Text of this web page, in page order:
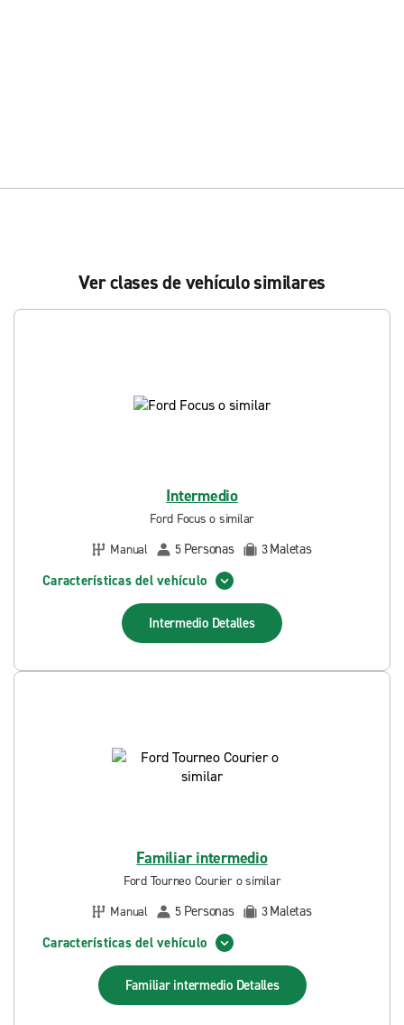
Ver clases de vehículo similares
Intermedio
Ford Focus o similar
Manual
5 Personas 3Maletas
Características del vehículo
Intermedio Detalles
Familiar intermedio
Ford Tourneo Courier o similar
Manual
5 Personas 3Maletas
Características del vehículo
Familiar intermedio Detalles